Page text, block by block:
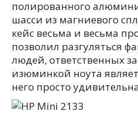
полированного
шасси из магниевого
кейс весьма и весьма
позволил разгуляться
людей, ответственных
изюминкой ноута
него просто